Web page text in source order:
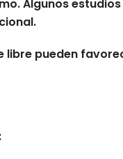
Algunos
pueden